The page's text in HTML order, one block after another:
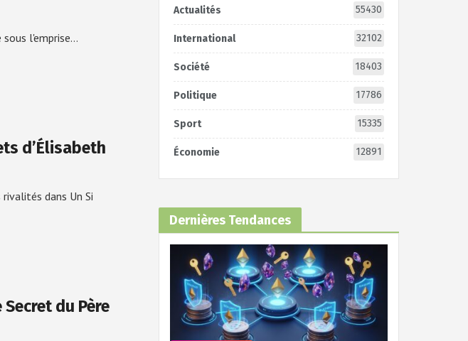
l'emprise…
d’Élisabeth
dans Un Si
du Père
Actualités 55430
International 32102
Société 18403
Politique 17786
Sport 15335
Économie 12891
Dernières Tendances